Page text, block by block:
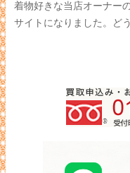
着物好きな当店オーナー
サイトになりました。ど